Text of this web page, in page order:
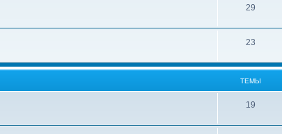
29
23
ТЕМЫ
19